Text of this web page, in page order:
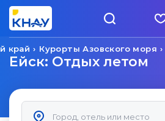
Курорты Азовского моря
край
Ейск: Отдых летом